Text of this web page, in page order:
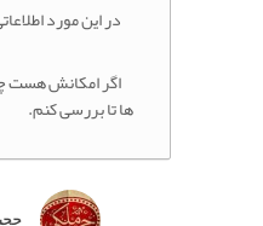
در این مورد
اگر امکانش هست
ها تا بررسی کنم.